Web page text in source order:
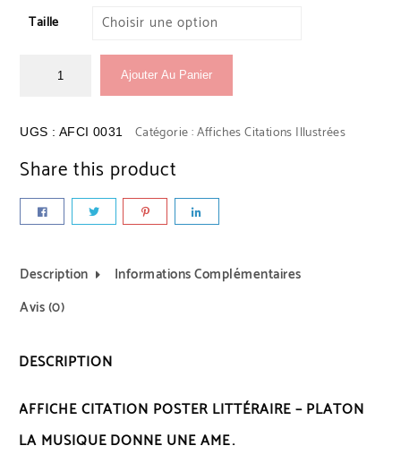
Taille
Ajouter Au Panier
UGS : AFCI 0031 Catégorie :Affiches Citations Illustrées
Share this product
Description
Informations Complémentaires
Avis (0)
DESCRIPTION
AFFICHE CITATION POSTER LITTÉRAIRE – PLATON
LA MUSIQUE DONNE UNE AME…